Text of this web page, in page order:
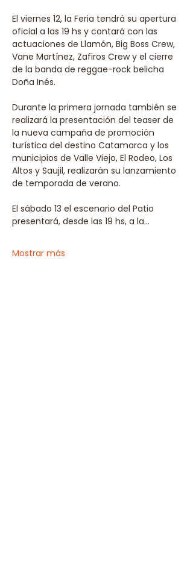
El viernes 12, la Feria tendrá su apertura
oficial a las 19 hs y contará con las
actuaciones de Llamón, Big Boss Crew,
Vane Martínez, Zafiros Crew y el cierre
de la banda de reggae-rock belicha
Doña Inés.
Durante la primera jornada también se
realizará la presentación del teaser de
la nueva campaña de promoción
turística del destino Catamarca y los
municipios de Valle Viejo, El Rodeo, Los
Altos y Saujil, realizarán su lanzamiento
de temporada de verano.
El sábado 13 el escenario del Patio
presentará, desde las 19 hs, a la…
Mostrar más